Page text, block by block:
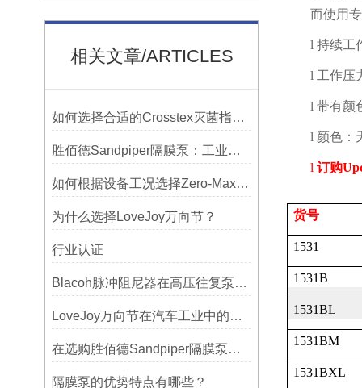
相关文章/ARTICLES
如何选择合适的Crosstex灭菌指示标签？
胜佰德Sandpiper隔膜泵：工业流体输送的可靠动力解决方案
如何根据设备工况选择Zero-Max联轴器？
为什么选择LoveJoy万向节？
行业认证
Blacoh脉冲阻尼器在高压往复泵系统中的应用
LoveJoy万向节在汽车工业中的重要性
在选购胜佰德Sandpiper隔膜泵时应该注意哪些关键参数？
隔膜泵的优势特点有哪些？
而使用
l 持续工
l 工作压
l 带有颜
l 颜色：
l 订购
货号
1531
1531B
1531BL
1531BM
1531BXL